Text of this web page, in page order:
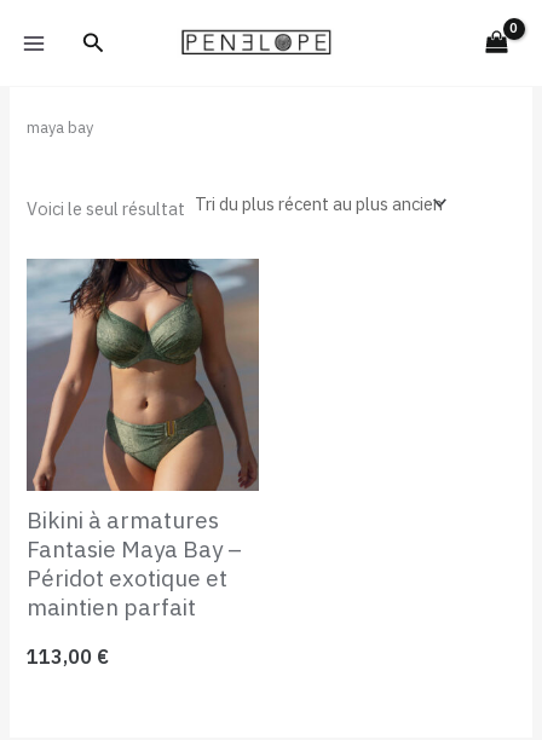
Rechercher
maya bay
Voici le seul résultat
Bikini à armatures
Fantasie Maya Bay –
Péridot exotique et
maintien parfait
113,00 €